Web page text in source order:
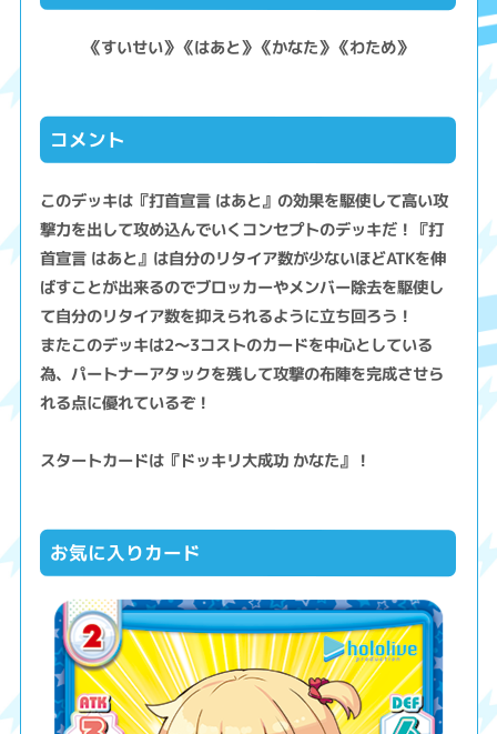
《すいせい》《はあと》《かなた》《わため》
コメント
このデッキは『打首宣言 はあと』の効果を駆使して高い攻
撃力を出して攻め込んでいくコンセプトのデッキだ！『打
首宣言 はあと』は自分のリタイア数が少ないほどATKを伸
ばすことが出来るのでブロッカーやメンバー除去を駆使し
て自分のリタイア数を抑えられるように立ち回ろう！
またこのデッキは2～3コストのカードを中心としている
為、パートナーアタックを残して攻撃の布陣を完成させら
れる点に優れているぞ！
スタートカードは『ドッキリ大成功 かなた』！
お気に入りカード